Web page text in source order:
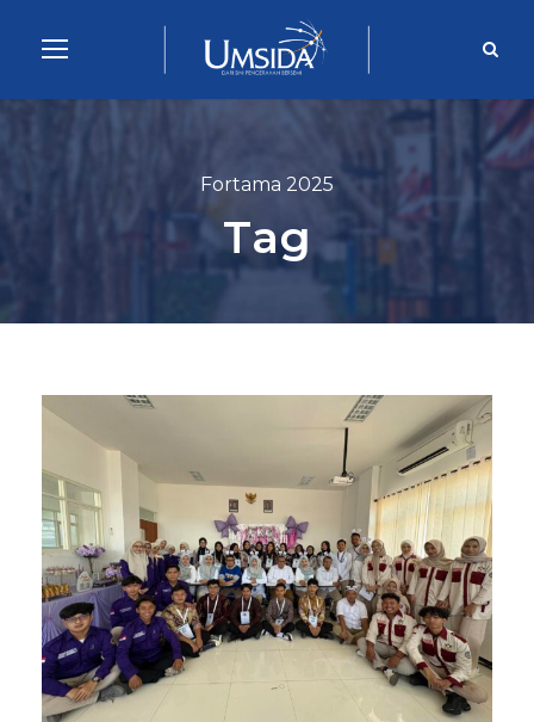
Fortama 2025
Tag